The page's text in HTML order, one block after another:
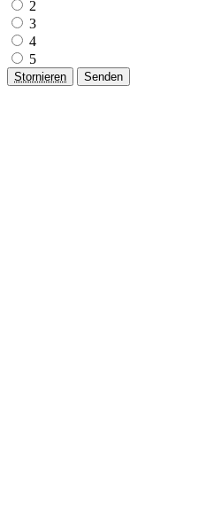
2
3
4
5
Stornieren Senden